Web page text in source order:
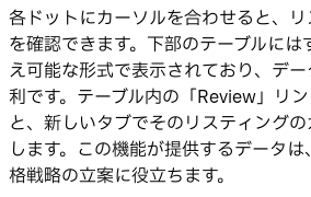
各ドットにカーソルを合わせると、
を確認できます。下部のテーブルに
え可能な形式で表示されており、デ
利です。テーブル内の「Review」リ
と、新しいタブでそのリスティング
します。この機能が提供するデータ
格戦略の立案に役立ちます。